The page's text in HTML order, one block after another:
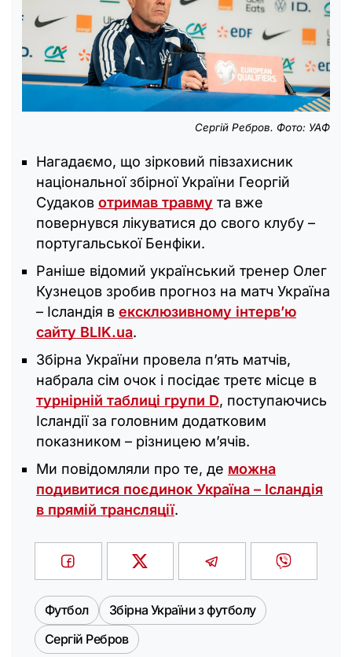
Сергій Ребров. Фото: УАФ
Нагадаємо, що зірковий півзахисник
національної збірної України Георгій
Судаков отримав травму та вже
повернувся лікуватися до свого клубу –
португальської Бенфіки.
Раніше відомий український тренер Олег
Кузнецов зробив прогноз на матч Україна
– Ісландія в ексклюзивному інтерв’ю
сайту BLIK.ua.
Збірна України провела п’ять матчів,
набрала сім очок і посідає третє місце в
турнірній таблиці групи D, поступаючись
Ісландії за головним додатковим
показником – різницею м’ячів.
Ми повідомляли про те, де можна
подивитися поєдинок Україна – Ісландія
в прямій трансляції.
Футбол
Збірна України з футболу
Сергій Ребров